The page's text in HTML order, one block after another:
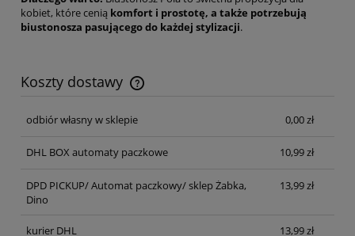
kobiet, które cenią komfort i prostotę, a także potrzebują
biustonosza pasującego do każdej stylizacji.
Koszty dostawy
Cena nie zawiera ewentualnych kosztów płatności
odbiór własny w sklepie
0,00 zł
DHL BOX automaty paczkowe 10,99 zł
DPD PICKUP/ Automat paczkowy/ sklep Żabka,
Dino
13,99 zł
kurier DHL 13,99 zł